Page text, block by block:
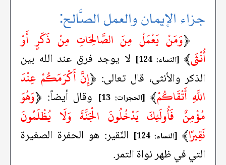
جزاء الإيمان والعمل الصَّالح:
﴿وَمَنْ يَعْمَلْ مِنَ الصَّالِحَاتِ مِنْ ذَكَرٍ أَوْ
أُنْثَى﴾ [النساء: 124]
لا يوجد فرق عند الله بين
الذكر والأنثى، قال تعالى: ﴿إِنَّ أَكْرَمَكُمْ عِنْدَ
اللَّهِ أَتْقَاكُمْ﴾ [الحجرات: 13] وقال أيضاً: ﴿وَهُوَ
مُؤْمِنٌ فَأُولَئِكَ يَدْخُلُونَ الْجَنَّةَ وَلَا يُظْلَمُونَ
نَقِيرًا﴾ [النساء: 124]
النّقير: هو الحفرة الصغيرة
التي في ظهر نواة التمر.